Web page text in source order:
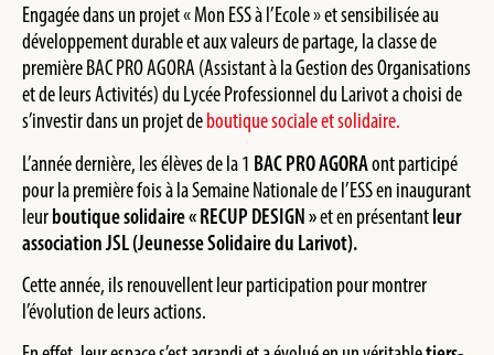
Engagée dans un projet « Mon ESS à l’Ecole » et sensibilisée au
développement durable et aux valeurs de partage, la classe de
première BAC PRO AGORA (Assistant à la Gestion des Organisations
et de leurs Activités) du Lycée Professionnel du Larivot a choisi de
s’investir dans un projet deboutique sociale et solidaire.
L’année dernière, les élèves de la 1 BAC PRO AGORAont participé
pour la première fois à la Semaine Nationale de l’ESS en inaugurant
leurboutique solidaire« RECUP DESIGN »et en présentantleur
association JSL (Jeunesse Solidaire du Larivot).
Cette année, ils renouvellent leur participation pour montrer
l’évolution de leurs actions.